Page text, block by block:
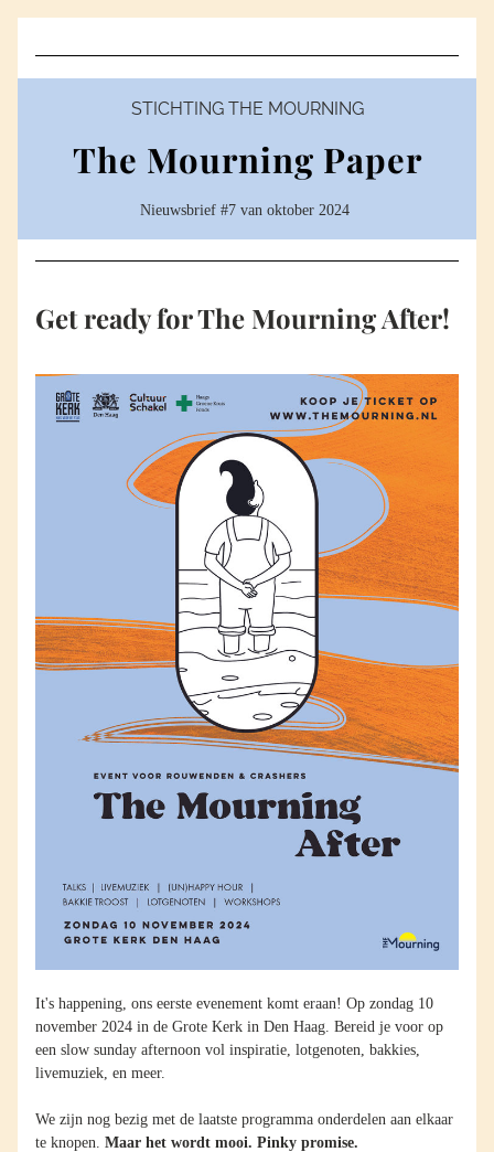
STICHTING THE MOURNING
The Mourning Paper
Nieuwsbrief #7 van oktober 2024
Get ready for The Mourning After!
It's happening, ons eerste evenement komt eraan! Op zondag 10
november 2024 in de Grote Kerk in Den Haag. Bereid je voor op
een slow sunday afternoon vol inspiratie, lotgenoten, bakkies,
livemuziek, en meer.
We zijn nog bezig met de laatste programma onderdelen aan elkaar
te knopen. Maar het wordt mooi. Pinky promise.